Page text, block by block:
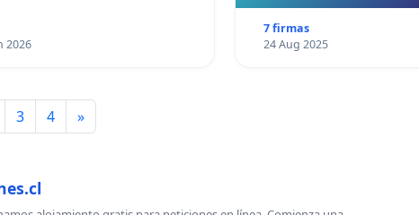
2026
7 firmas
24 Aug 2025
3 4 »